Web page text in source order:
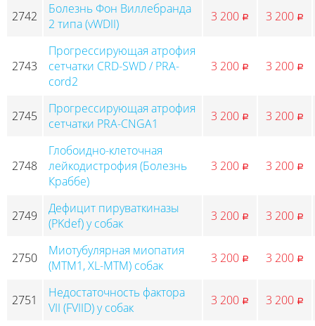
2742
Болезнь Фон Виллебранда
2 типа (vWDII)
3 200 p 3 200 p
2743
Прогрессирующая атрофия
сетчатки CRD-SWD / PRA-
cord2
3 200 p 3 200 p
2745
Прогрессирующая атрофия
сетчатки PRA-CNGA1
3 200 p 3 200 p
2748
Глобоидно-клеточная
лейкодистрофия (Болезнь
Краббе)
3 200 p 3 200 p
2749
Дефицит пируваткиназы
(PKdef) у собак
3 200 p 3 200 p
2750
Миотубулярная миопатия
(MTM1, XL-MTM) собак
3 200 p 3 200 p
2751
Недостаточность фактора
VII (FVIID) у собак
3 200 p 3 200 p